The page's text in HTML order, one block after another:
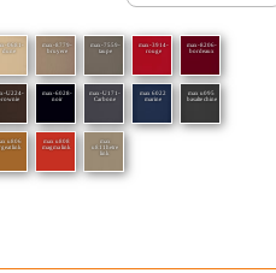
0681-
dune
max-8779-
bruyere
max-7559-
taupe
max-3914-
rouge
max-8206-
bordeaux
U224-
max-6028-
noir
max-U171-
Carbone
max 6022
marine
max u095
basalte chine
u806
link
max u808
magma link
max
u811hetre
link